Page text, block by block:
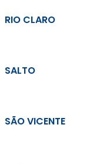
RIO CLARO
SALTO
SÃO VICENTE